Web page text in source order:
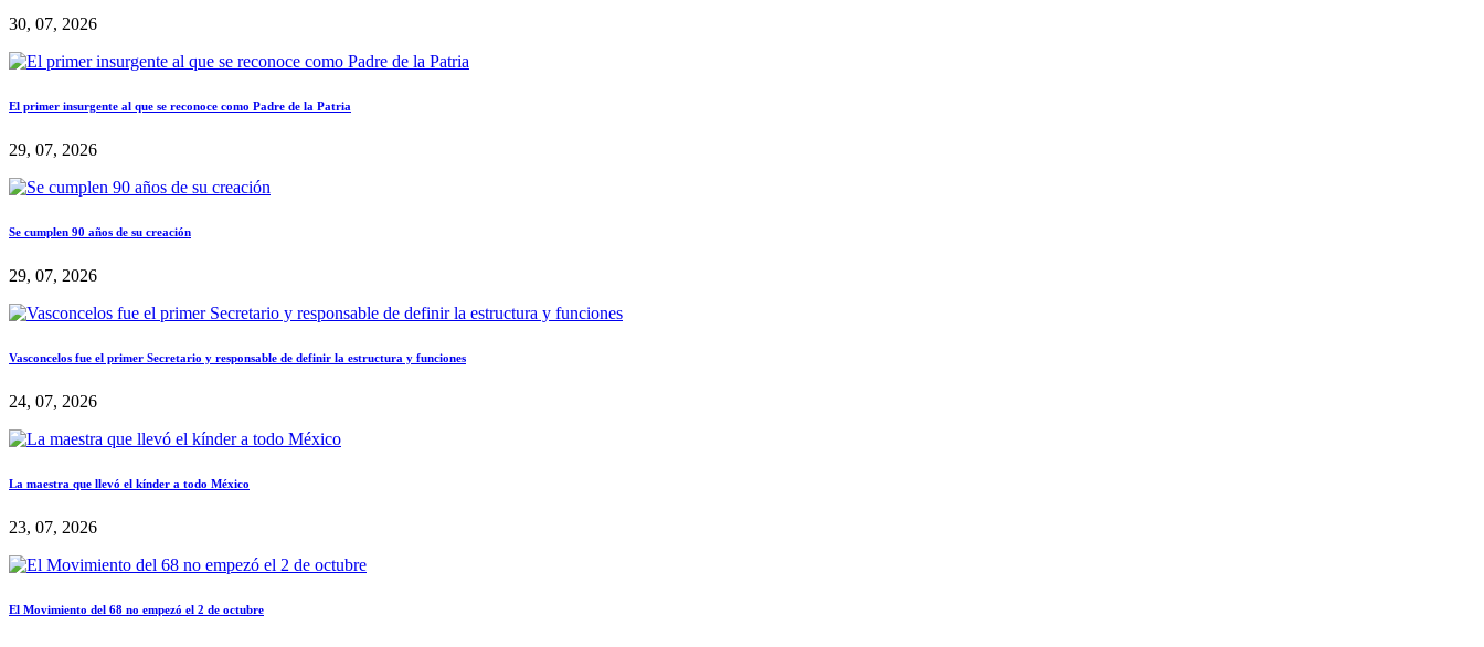
30, 07, 2026
El primer insurgente al que se reconoce como Padre de la Patria
29, 07, 2026
Se cumplen 90 años de su creación
29, 07, 2026
Vasconcelos fue el primer Secretario y responsable de definir la estructura y funciones
24, 07, 2026
La maestra que llevó el kínder a todo México
23, 07, 2026
El Movimiento del 68 no empezó el 2 de octubre